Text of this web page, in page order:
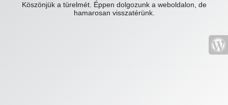
Köszönjük a türelmét. Éppen dolgozunk a weboldalon, de
hamarosan visszatérünk.